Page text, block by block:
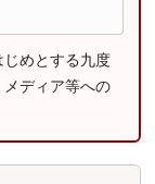
めとする九度
ディア等への